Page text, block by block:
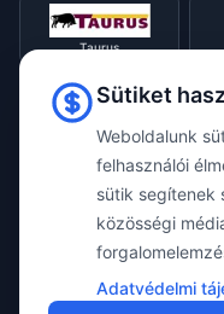
Taurus
Tracmax
Vredestein
Sütiket
Weboldalunk
felhasználói
sütik segítenek
közösségi
Adatvédelmi